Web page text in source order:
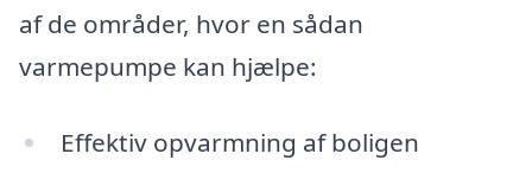
af de områder, hvor en sådan
varmepumpe kan hjælpe:
Effektiv opvarmning af boligen